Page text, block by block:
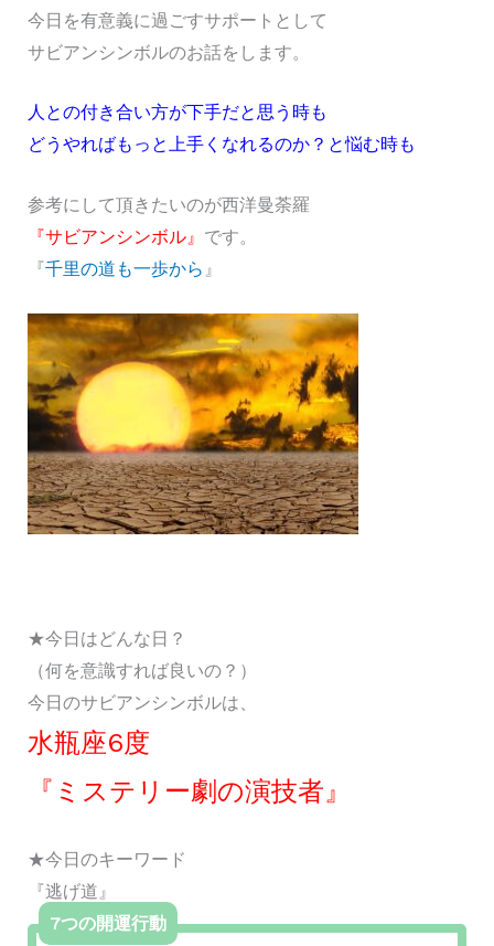
今日を有意義に過ごすサポートとして
サビアンシンボルのお話をします。
人との付き合い方が下手だと思う時も
どうやればもっと上手くなれるのか？と悩む時も
参考にして頂きたいのが西洋曼荼羅
『サビアンシンボル』 です。
『千里の道も一歩から 』
★今日はどんな日？
（何を意識すれば良いの？）
今日のサビアンシンボルは、
水瓶座6度
『ミステリー劇の演技者』
★今日のキーワード
『逃げ道』
7つの開運行動